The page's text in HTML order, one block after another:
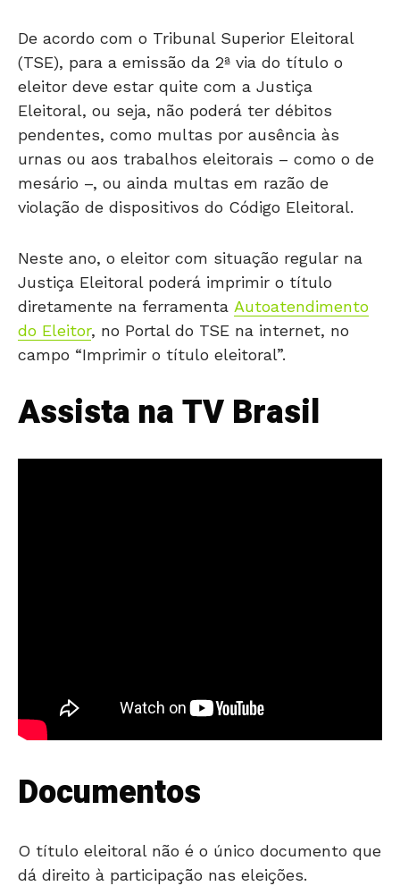
De acordo com o Tribunal Superior Eleitoral
(TSE), para a emissão da 2ª via do título o
eleitor deve estar quite com a Justiça
Eleitoral, ou seja, não poderá ter débitos
pendentes, como multas por ausência às
urnas ou aos trabalhos eleitorais – como o de
mesário –, ou ainda multas em razão de
violação de dispositivos do Código Eleitoral.
Neste ano, o eleitor com situação regular na
Justiça Eleitoral poderá imprimir o título
diretamente na ferramenta Autoatendimento
do Eleitor, no Portal do TSE na internet, no
campo “Imprimir o título eleitoral”.
Assista na TV Brasil
Documentos
O título eleitoral não é o único documento que
dá direito à participação nas eleições.